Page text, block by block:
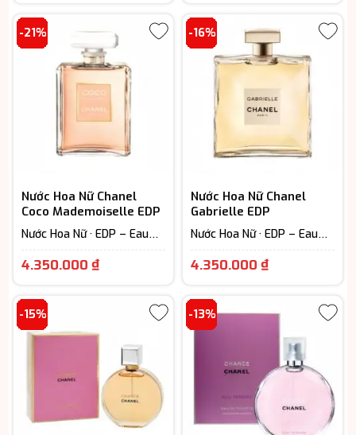
2.200.000 ₫
đến
3.200.000 ₫
tại
là:
3.200.000
-21%
Nước Hoa Nữ Chanel
Coco Mademoiselle EDP
Nước Hoa Nữ · EDP – Eau
7-12h) · Extrait - Parfum
4.350.000₫Giá
4.350.000 ₫.
-16%
Nước Hoa Nữ Chanel
Gabrielle EDP
Nước Hoa Nữ · EDP – Eau
7-12h) · Floral – Hương hoa
4.350.000 ₫Giá
4.350.000
-15% -13%